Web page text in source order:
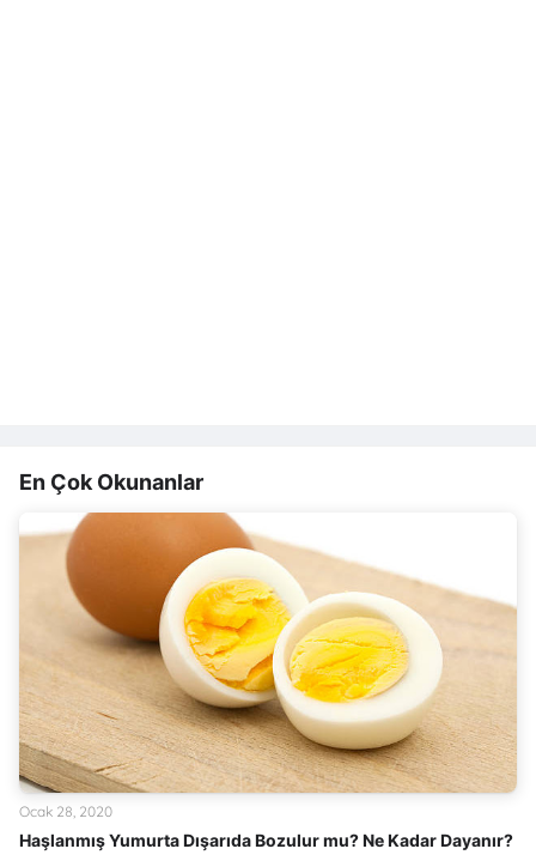
En Çok Okunanlar
Haşlanmış Yumurta Dışarıda Bozulur mu? Ne Kadar Dayanır?
Ocak 28, 2020